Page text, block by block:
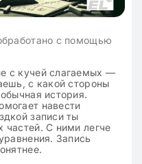
с помощью
с кучей слагаемых —
с какой стороны
история.
навести
записи ты
частей. С ними легче
Запись